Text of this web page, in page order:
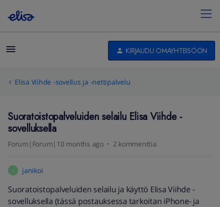
KIRJAUDU OMAYHTEISÖÖN
Elisa Viihde -sovellus ja -nettipalvelu
Suoratoistopalveluiden selailu Elisa Viihde -
sovelluksella
Forum|Forum|10 months ago 2 kommenttia
janikoi
Suoratoistopalveluiden selailu ja käyttö Elisa Viihde -
sovelluksella (tässä postauksessa tarkoitan iPhone- ja